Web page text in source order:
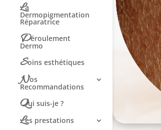
La
Dermopigmentation
Réparatrice
Déroulement
Dermo
Soins esthétiques
Nos
Recommandations
Qui suis-je ?
Les prestations